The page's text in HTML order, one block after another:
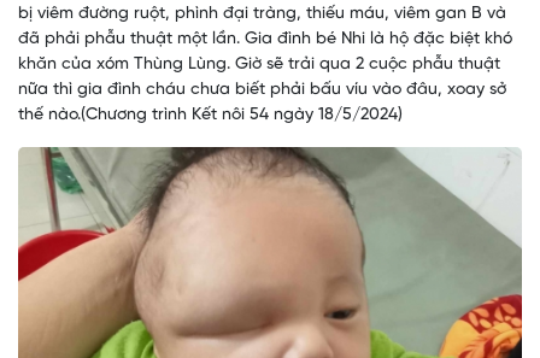
bị viêm đường ruột, phình đại tràng, thiếu máu, viêm gan B và
đã phải phẫu thuật một lần. Gia đình bé Nhi là hộ đặc biệt khó
khăn của xóm Thùng Lùng. Giờ sẽ trải qua 2 cuộc phẫu thuật
nữa thì gia đình cháu chưa biết phải bấu víu vào đâu, xoay sở
thế nào.(Chương trình Kết nôi 54 ngày 18/5/2024)